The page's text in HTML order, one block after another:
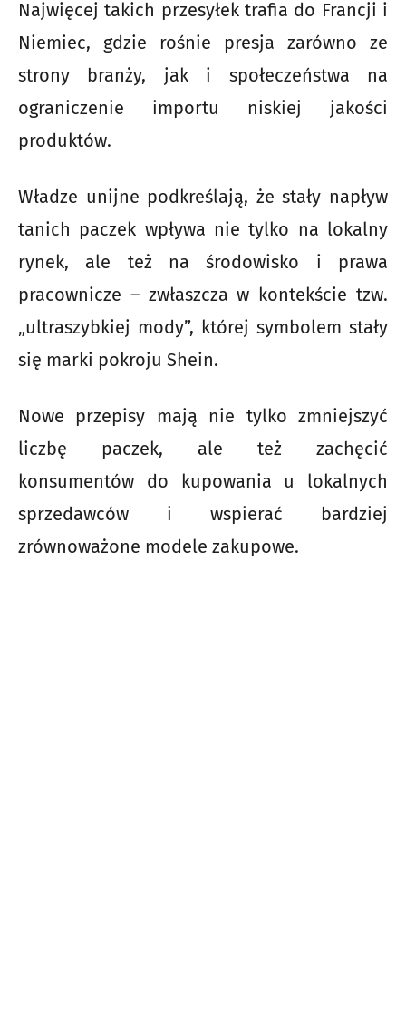
Najwięcej takich przesyłek trafia do Francji i
Niemiec, gdzie rośnie presja zarówno ze
strony branży, jak i społeczeństwa na
ograniczenie importu niskiej jakości
produktów.
Władze unijne podkreślają, że stały napływ
tanich paczek wpływa nie tylko na lokalny
rynek, ale też na środowisko i prawa
pracownicze – zwłaszcza w kontekście tzw.
„ultraszybkiej mody”, której symbolem stały
się marki pokroju Shein.
Nowe przepisy mają nie tylko zmniejszyć
liczbę paczek, ale też zachęcić
konsumentów do kupowania u lokalnych
sprzedawców i wspierać bardziej
zrównoważone modele zakupowe.